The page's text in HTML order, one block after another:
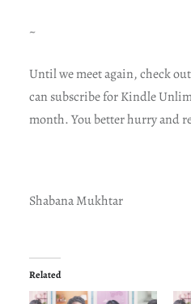
~
Until we meet again, check
can subscribe for Kindle
month. You better hurry and
Shabana Mukhtar
Related